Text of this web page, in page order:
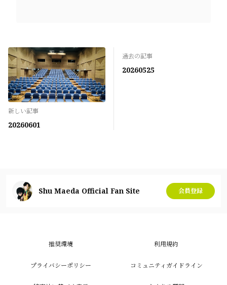
新しい記事
20260601
過去の記事
20260525
Shu Maeda Official Fan Site 会員登録
推奨環境 利用規約
プライバシーポリシー コミュニティガイドライン